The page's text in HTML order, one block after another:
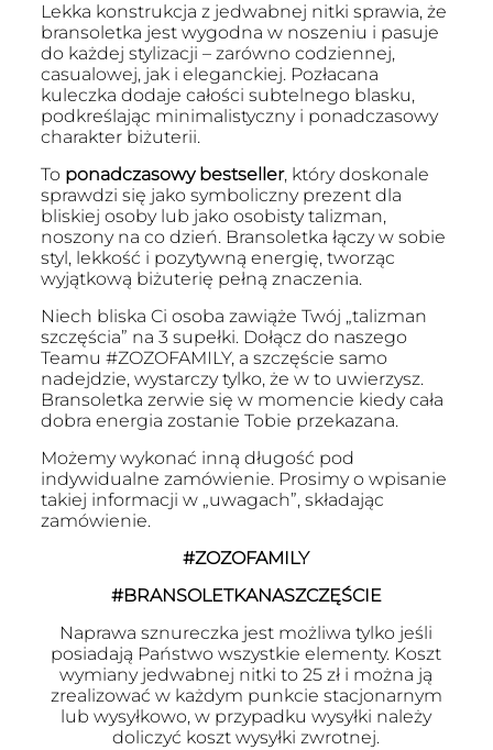
Lekka konstrukcja z jedwabnej nitki sprawia, że
bransoletka jest wygodna w noszeniu i pasuje
do każdej stylizacji – zarówno codziennej,
casualowej, jak i eleganckiej. Pozłacana
kuleczka dodaje całości subtelnego blasku,
podkreślając minimalistyczny i ponadczasowy
charakter biżuterii.
To ponadczasowy bestseller, który doskonale
sprawdzi się jako symboliczny prezent dla
bliskiej osoby lub jako osobisty talizman,
noszony na co dzień. Bransoletka łączy w sobie
styl, lekkość i pozytywną energię, tworząc
wyjątkową biżuterię pełną znaczenia.
Niech bliska Ci osoba zawiąże Twój „talizman
szczęścia” na 3 supełki. Dołącz do naszego
Teamu #ZOZOFAMILY, a szczęście samo
nadejdzie, wystarczy tylko, że w to uwierzysz.
Bransoletka zerwie się w momencie kiedy cała
dobra energia zostanie Tobie przekazana.
Możemy wykonać inną długość pod
indywidualne zamówienie. Prosimy o wpisanie
takiej informacji w „uwagach”, składając
zamówienie.
#ZOZOFAMILY
#BRANSOLETKANASZCZĘŚCIE
Naprawa sznureczka jest możliwa tylko jeśli
posiadają Państwo wszystkie elementy. Koszt
wymiany jedwabnej nitki to 25 zł i można ją
zrealizować w każdym punkcie stacjonarnym
lub wysyłkowo, w przypadku wysyłki należy
doliczyć koszt wysyłki zwrotnej.